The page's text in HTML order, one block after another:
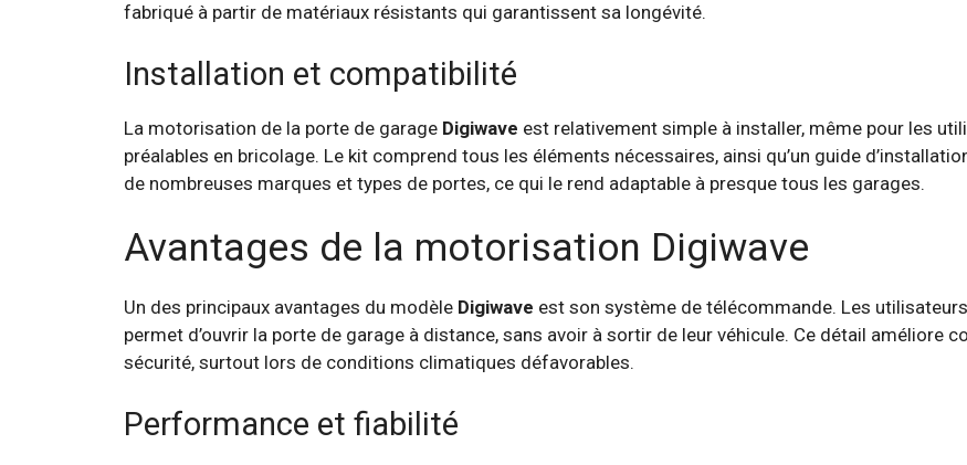
fabriqué à partir de matériaux résistants qui garantissent sa longévité.
Installation et compatibilité
La motorisation de la porte de garage Digiwave est relativement simple à installer, même pour les
préalables en bricolage. Le kit comprend tous les éléments nécessaires, ainsi qu’un guide
de nombreuses marques et types de portes, ce qui le rend adaptable à presque tous les garages.
Avantages de la motorisation Digiwave
Un des principaux avantages du modèle Digiwave est son système de télécommande. Les
permet d’ouvrir la porte de garage à distance, sans avoir à sortir de leur véhicule. Ce détail améliore
sécurité, surtout lors de conditions climatiques défavorables.
Performance et fiabilité